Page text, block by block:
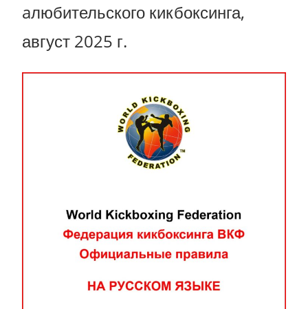
aлюбительского кикбоксинга,
август 2025 г.